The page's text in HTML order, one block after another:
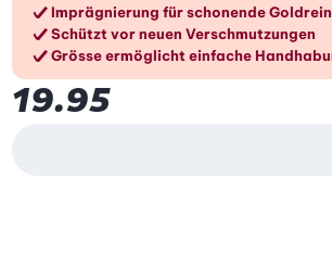
Die Vorteile im
Imprägnierung für schonende
Schützt vor neuen Verschmutzungen
Grösse ermöglicht einfache
19.95